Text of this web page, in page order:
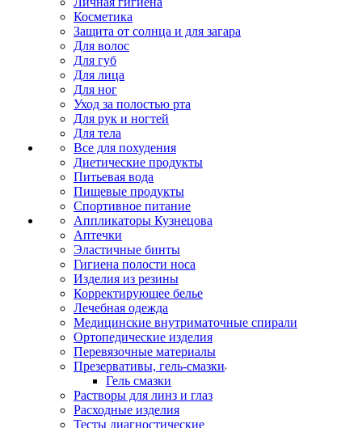
Косметика
Защита от солнца и для загара
Для волос
Для губ
Для лица
Для ног
Уход за полостью рта
Для рук и ногтей
Для тела
Все для похудения
Диетические продукты
Питьевая вода
Пищевые продукты
Спортивное питание
Аппликаторы Кузнецова
Аптечки
Эластичные бинты
Гигиена полости носа
Изделия из резины
Корректирующее белье
Лечебная одежда
Медицинские внутриматочные спирали
Ортопедические изделия
Перевязочные материалы
Презервативы, гель-смазки
Гель смазки
Растворы для линз и глаз
Расходные изделия
Тесты диагностические